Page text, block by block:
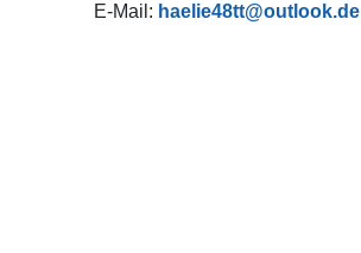
E-Mail: haelie48tt@outlook.de